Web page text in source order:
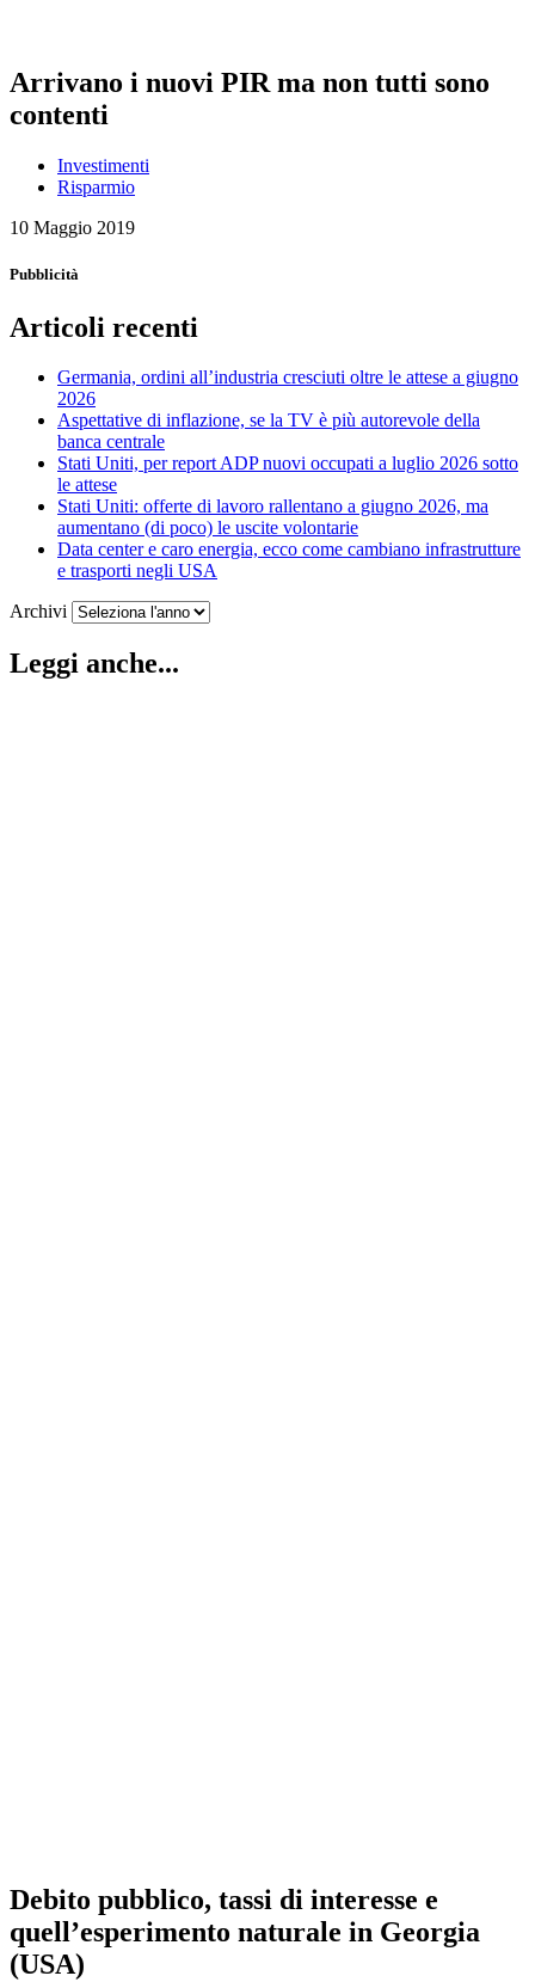
Arrivano i nuovi PIR ma non tutti sono
contenti
Investimenti
Risparmio
10 Maggio 2019
Pubblicità
Articoli recenti
Germania, ordini all’industria cresciuti oltre le attese a giugno
2026
Aspettative di inflazione, se la TV è più autorevole della
banca centrale
Stati Uniti, per report ADP nuovi occupati a luglio 2026 sotto
le attese
Stati Uniti: offerte di lavoro rallentano a giugno 2026, ma
aumentano (di poco) le uscite volontarie
Data center e caro energia, ecco come cambiano infrastrutture
e trasporti negli USA
Archivi
Leggi anche...
Debito pubblico, tassi di interesse e
quell’esperimento naturale in Georgia
(USA)